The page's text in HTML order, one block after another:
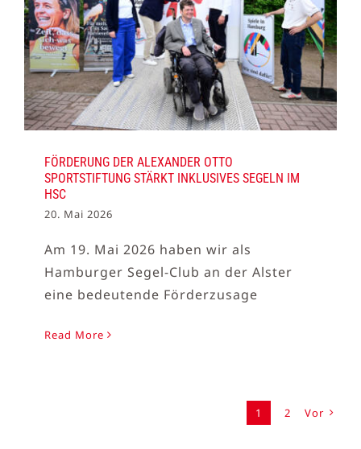
FÖRDERUNG DER ALEXANDER OTTO
SPORTSTIFTUNG STÄRKT INKLUSIVES SEGELN IM
HSC
20. Mai 2026
Am 19. Mai 2026 haben wir als
Hamburger Segel-Club an der Alster
eine bedeutende Förderzusage
Read More
1 2 Vor